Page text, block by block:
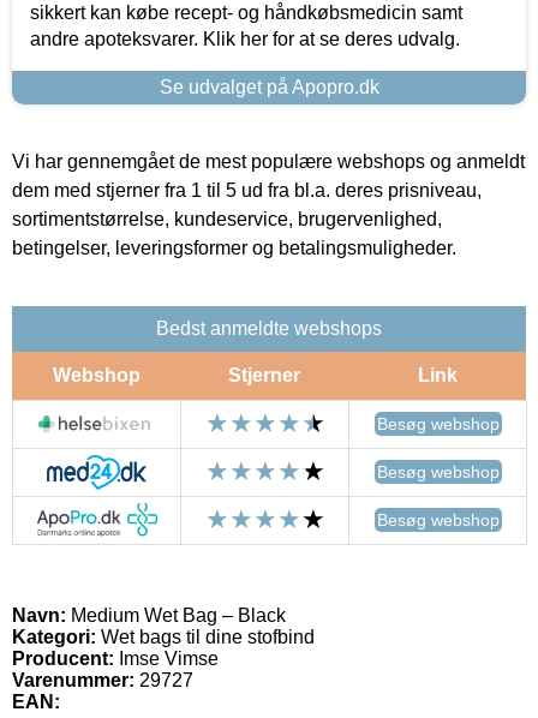
sikkert kan købe recept- og håndkøbsmedicin samt
andre apoteksvarer. Klik her for at se deres udvalg.
Se udvalget på Apopro.dk
Vi har gennemgået de mest populære webshops og anmeldt
dem med stjerner fra 1 til 5 ud fra bl.a. deres prisniveau,
sortimentstørrelse, kundeservice, brugervenlighed,
betingelser, leveringsformer og betalingsmuligheder.
Bedst anmeldte webshops
Webshop Stjerner Link
Besøg webshop
Besøg webshop
Besøg webshop
Navn: Medium Wet Bag – Black
Kategori: Wet bags til dine stofbind
Producent: Imse Vimse
Varenummer: 29727
EAN: